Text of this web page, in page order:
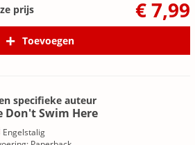
prijs
€ 7,99
Toevoegen
specifieke auteur
Don't Swim Here
Engelstalig